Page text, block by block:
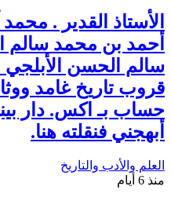
الأستاذ القدير .
أحمد بن محمد سالم
سالم الحسن
قروب تاريخ غامد
حساب بـ اكس. دار
أبهجني فنقلته هنا.
العلم والأدب والتاريخ
منذ 6 أيام